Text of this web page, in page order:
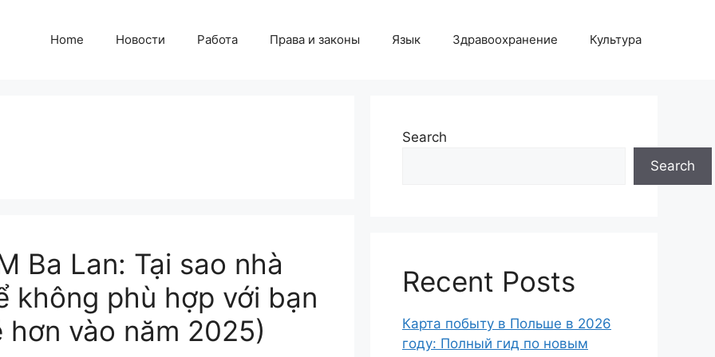
Home Новости Работа Права и законы Язык Здравоохранение Культура
Ba Lan: Tại sao nhà
không phù hợp với bạn
vào năm 2025)
Search
Search
Recent Posts
Карта побыту в Польше в 2026
году: Полный гид по новым